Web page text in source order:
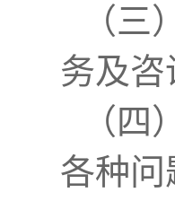
（
务及
（
各种问